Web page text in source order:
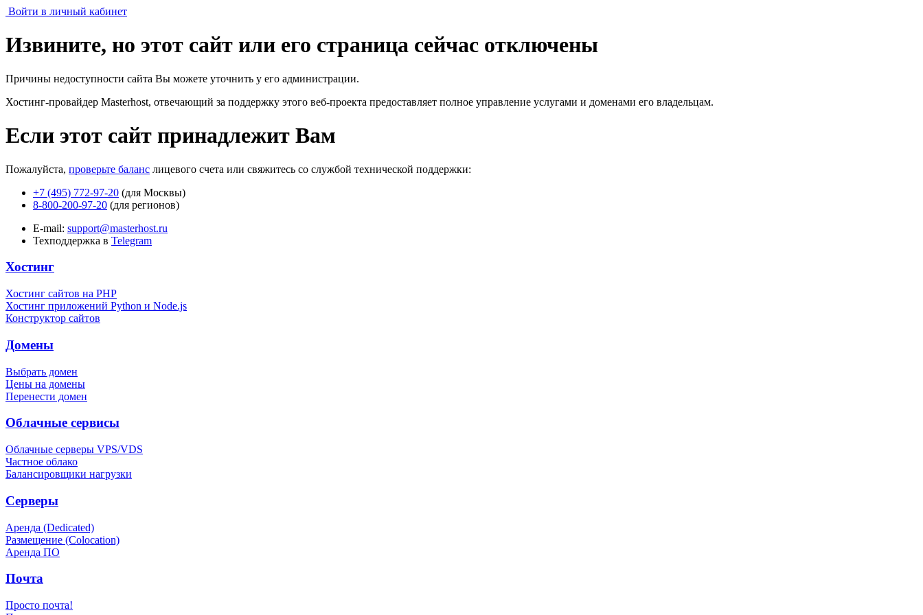
Войти в личный кабинет
Извините, но этот сайт или его страница сейчас отключены
Причины недоступности сайта Вы можете уточнить у его администрации.
Хостинг-провайдер Masterhost, отвечающий за поддержку этого веб-проекта предоставляет полное управление услугами и доменами его владельцам.
Если этот сайт принадлежит Вам
Пожалуйста, проверьте баланс лицевого счета или свяжитесь со службой технической поддержки:
+7 (495) 772-97-20 (для Москвы)
8-800-200-97-20 (для регионов)
E-mail: support@masterhost.ru
Техподдержка в Telegram
Хостинг
Хостинг сайтов на PHP
Хостинг приложений Python и Node.js
Конструктор сайтов
Домены
Выбрать домен
Цены на домены
Перенести домен
Облачные сервисы
Облачные серверы VPS/VDS
Частное облако
Балансировщики нагрузки
Серверы
Аренда (Dedicated)
Размещение (Colocation)
Аренда ПО
Почта
Просто почта!